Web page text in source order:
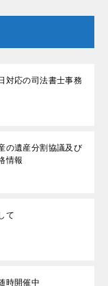
対応の司法書士事務
の遺産分割協議及び
情報
て
時開催中